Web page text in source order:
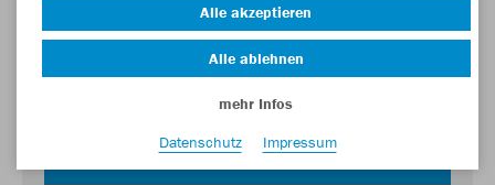
Login zum Teamshop TuS 07 Oberlar
JETZT EINLOGGEN
Alle akzeptieren
Alle ablehnen
mehr Infos
Datenschutz
Impressum